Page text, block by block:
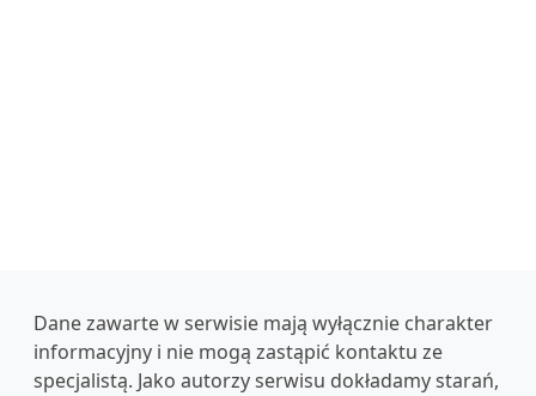
Dane zawarte w serwisie mają wyłącznie charakter
informacyjny i nie mogą zastąpić kontaktu ze
specjalistą. Jako autorzy serwisu dokładamy starań,